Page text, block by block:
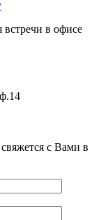
в офисе
с Вами в